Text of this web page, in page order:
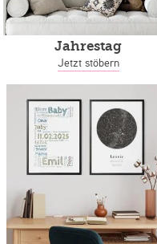
Jahrestag
Jetzt stöbern